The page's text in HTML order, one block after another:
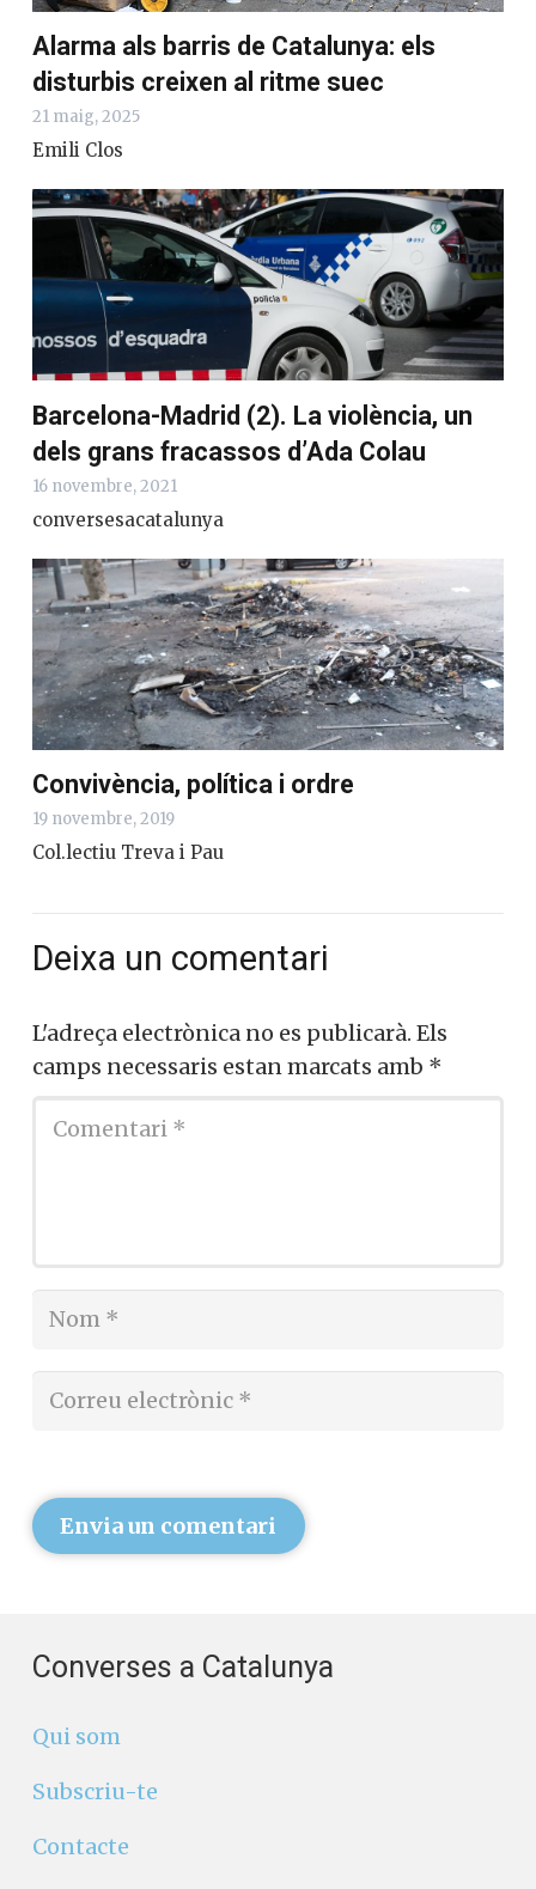
Alarma als barris de Catalunya: els
disturbis creixen al ritme suec
21 maig, 2025
Emili Clos
Barcelona-Madrid (2). La violència, un
dels grans fracassos d’Ada Colau
16 novembre, 2021
conversesacatalunya
Convivència, política i ordre
19 novembre, 2019
Col.lectiu Treva i Pau
Deixa un comentari
L'adreça electrònica no es publicarà. Els
camps necessaris estan marcats amb *
Envia un comentari
Converses a Catalunya
Qui som
Subscriu-te
Contacte